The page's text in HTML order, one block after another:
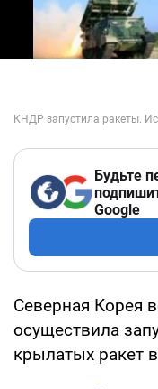
Будьте
Google
Северная Корея
осуществила
крылатых ракет